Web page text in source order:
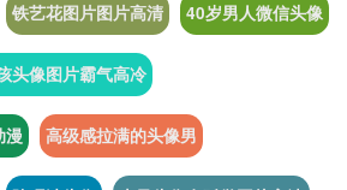
铁艺花图片图片高清 40岁男人微信头像
头像图片霸气高冷
漫 高级感拉满的头像男